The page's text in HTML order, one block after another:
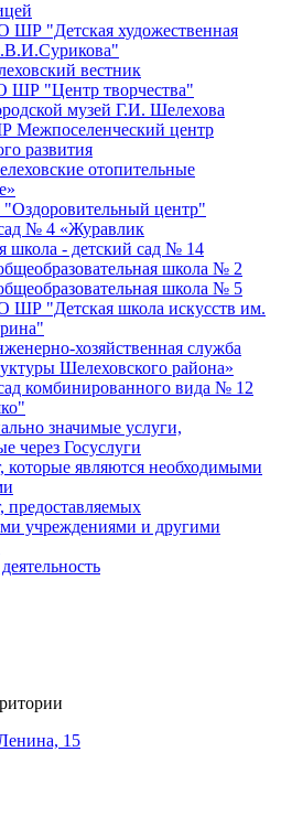
"Детская художественная
вестник
"Центр творчества"
музей Г.И. Шелехова
центр
развития
отопительные
центр"
№ 4 «Журавлик
школа - детский сад № 14
школа № 2
школа № 5
"Детская школа искусств им.
хозяйственная служба
Шелеховского района»
комбинированного вида № 12
значимые услуги,
через Госуслуги
которые являются необходимыми
предоставляемых
учреждениями и другими
15